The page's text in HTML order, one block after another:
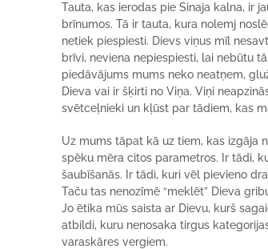
Tauta, kas ierodas pie Sinaja kalna, ir
brīnumos. Tā ir tauta, kura nolemj
netiek piespiesti. Dievs viņus mīl
brīvi, neviena nepiespiesti, lai nebūtu
piedāvājums mums neko neatņem,
Dieva vai ir šķirti no Viņa. Viņi
svētceļnieki un kļūst par tādiem, kas
Uz mums tāpat kā uz tiem, kas izgāja
spēku mēra citos parametros. Ir tādi,
šaubīšanās. Ir tādi, kuri vēl pievieno
Taču tas nenozīmē “meklēt” Dieva
Jo ētika mūs saista ar Dievu, kurš
atbildi, kuru nenosaka tirgus
varaskāres vergiem.